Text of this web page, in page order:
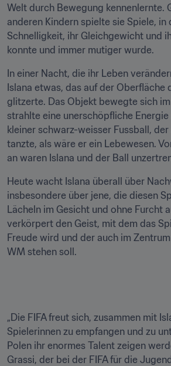
Welt durch Bewegung kennenlernte.
anderen Kindern spielte sie Spiele, in
Schnelligkeit, ihr Gleichgewicht und
konnte und immer mutiger wurde.
In einer Nacht, die ihr Leben
Islana etwas, das auf der Oberfläche
glitzerte. Das Objekt bewegte sich
strahlte eine unerschöpfliche Energie
kleiner schwarz-weisser Fussball,
tanzte, als wäre er ein Lebewesen.
an waren Islana und der Ball
Heute wacht Islana überall über
insbesondere über jene, die diesen
Lächeln im Gesicht und ohne Furcht
verkörpert den Geist, mit dem das
Freude wird und der auch im
WM stehen soll.
„Die FIFA freut sich, zusammen mit
Spielerinnen zu empfangen und zu
Polen ihr enormes Talent zeigen
Grassi, der bei der FIFA für die